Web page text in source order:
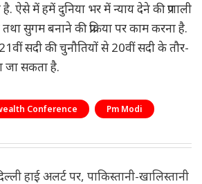
ऐसे में हमें दुनिया भर में न्याय देने की प्रणाली
सुगम बनाने की प्रक्रिया पर काम करना है.
सदी की चुनौतियों से 20वीं सदी के तौर-
जा सकता है.
Conference Pm Modi